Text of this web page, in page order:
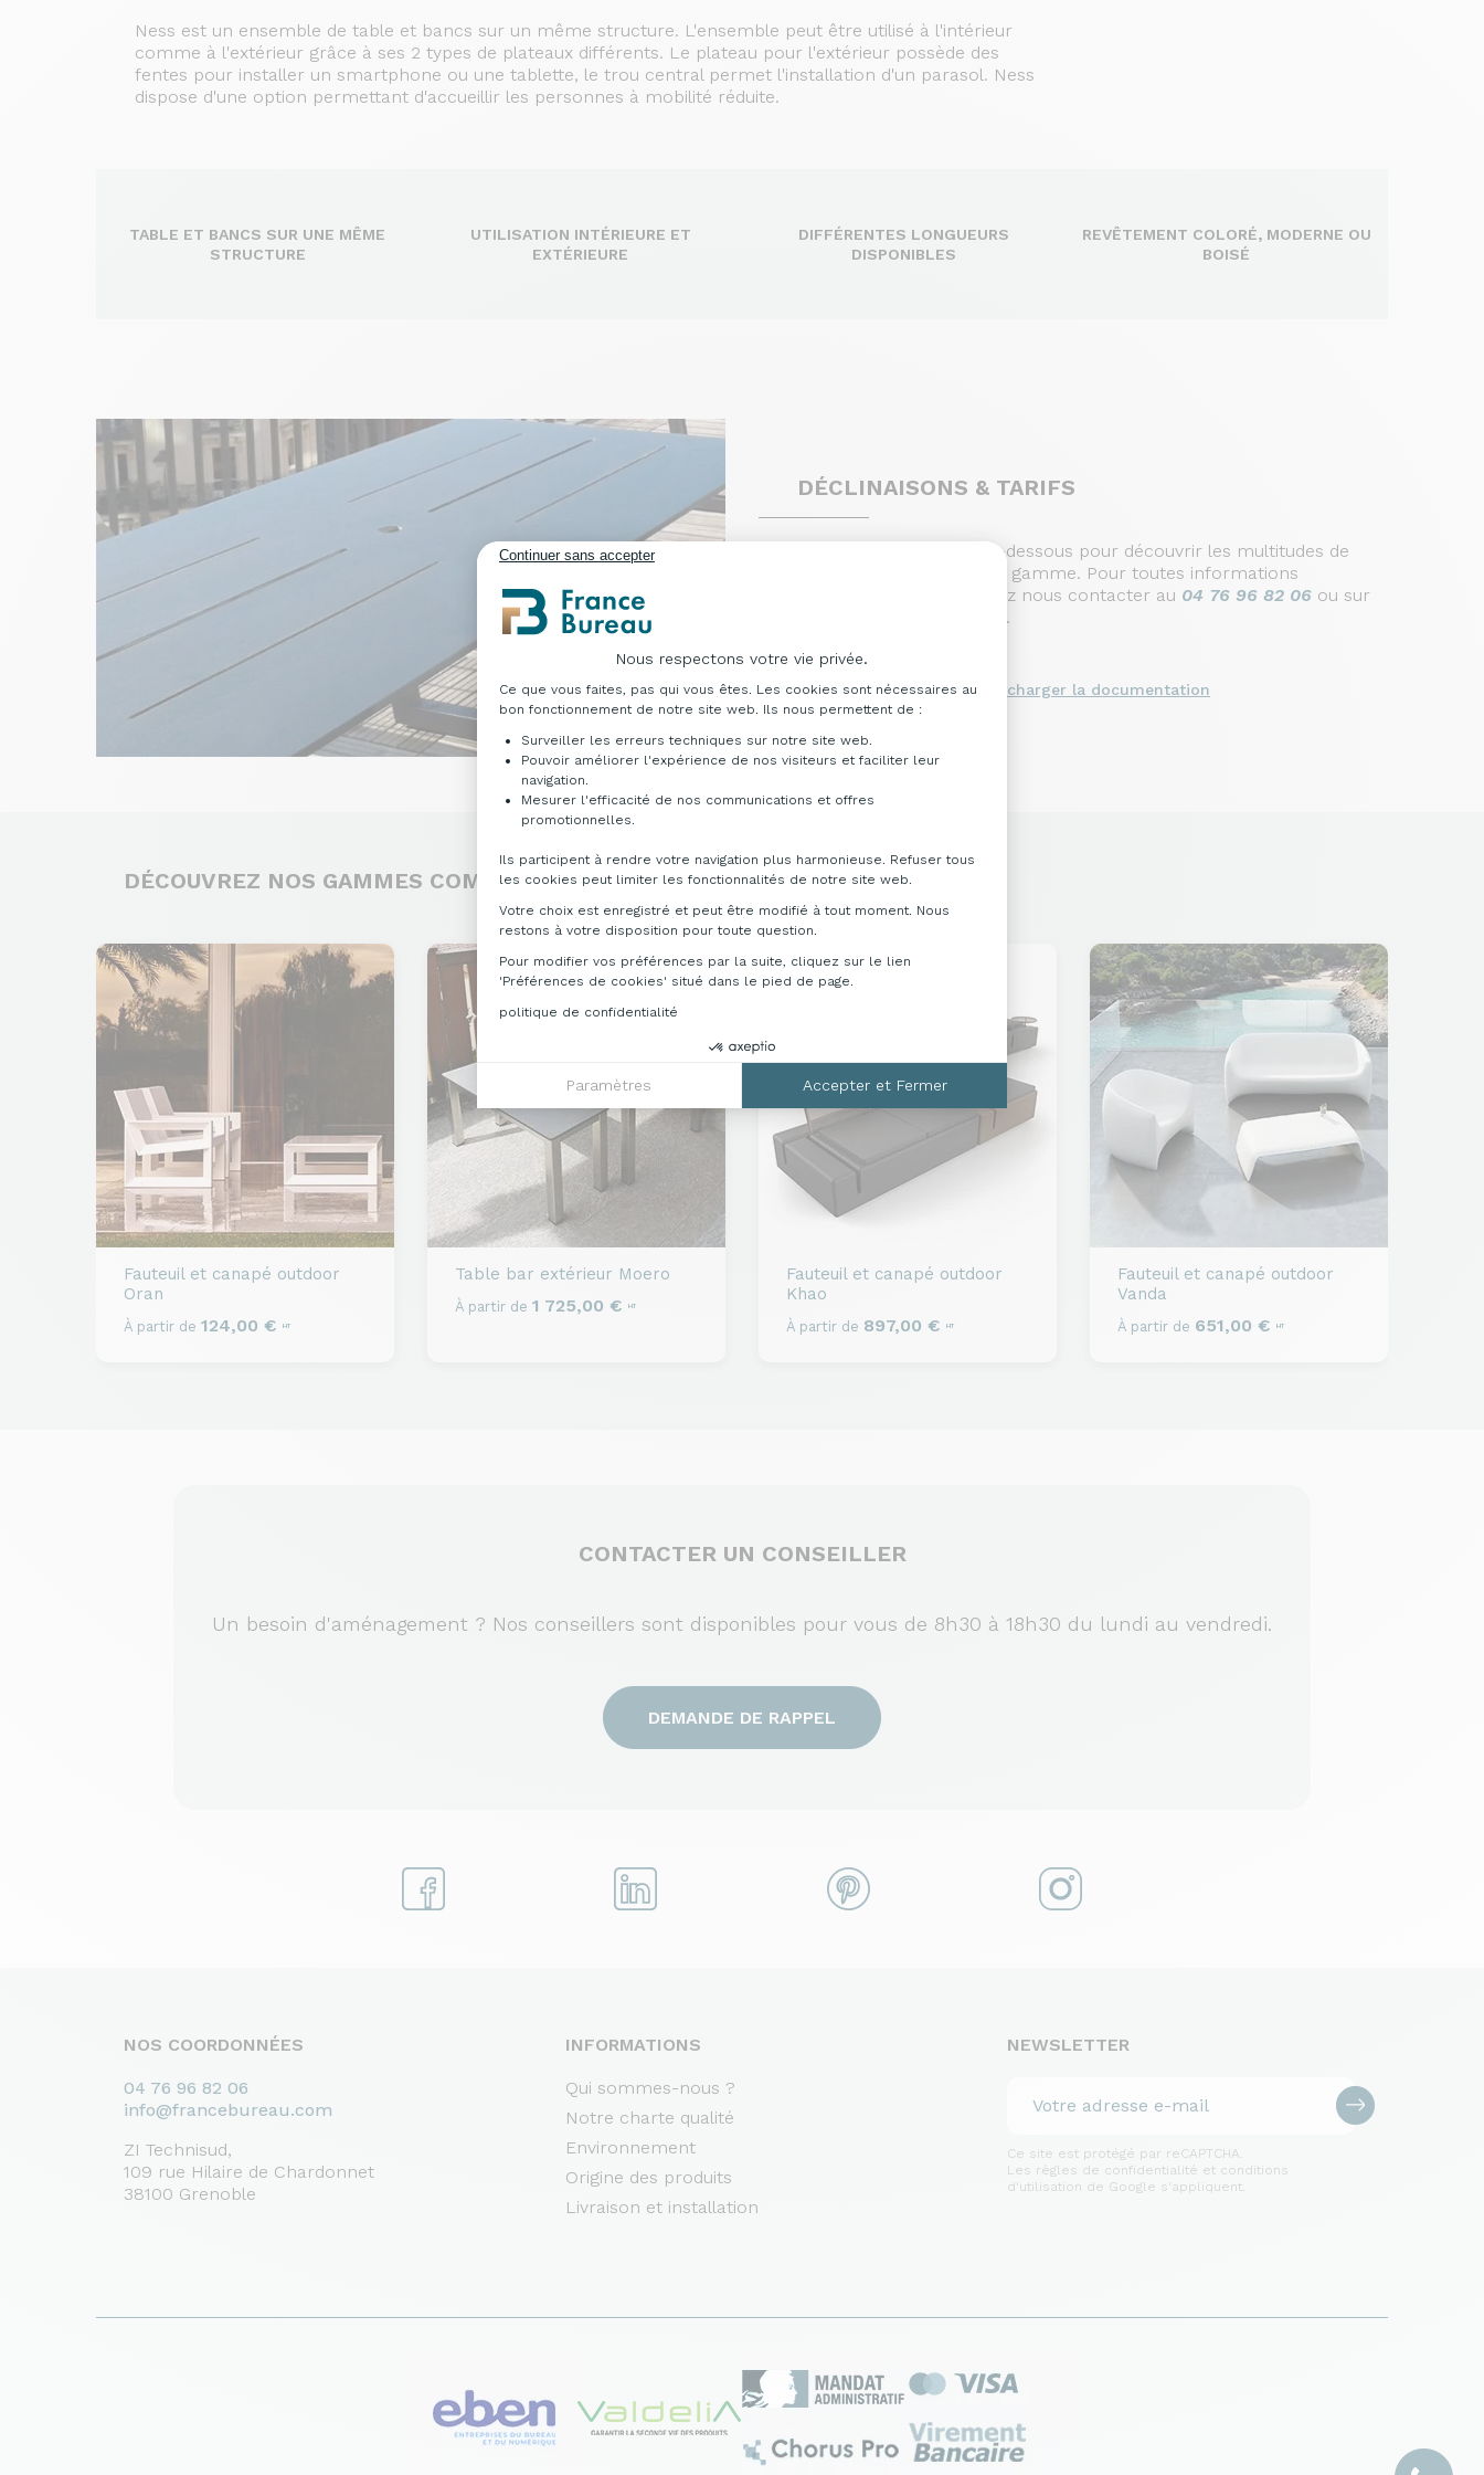
Continuer sans accepter
Nous respectons votre vie privée.
Plateforme de Gestion du Consentement : Personnalisez vos Options
Ce que vous faites, pas qui vous êtes. Les cookies sont nécessaires au
bon fonctionnement de notre site web. Ils nous permettent de :
Surveiller les erreurs techniques sur notre site web.
Pouvoir améliorer l'expérience de nos visiteurs et faciliter leur
navigation.
Mesurer l'efficacité de nos communications et offres
promotionnelles.
Ils participent à rendre votre navigation plus harmonieuse. Refuser tous
les cookies peut limiter les fonctionnalités de notre site web.
Votre choix est enregistré et peut être modifié à tout moment. Nous
restons à votre disposition pour toute question.
Pour modifier vos préférences par la suite, cliquez sur le lien
'Préférences de cookies' situé dans le pied de page.
politique de confidentialité
Paramètres Accepter et Fermer
Ness est un ensemble de table et bancs sur un même structure. L'ensemble peut être utilisé à l'intérieur
comme à l'extérieur grâce à ses 2 types de plateaux différents. Le plateau pour l'extérieur possède des
fentes pour installer un smartphone ou une tablette, le trou central permet l'installation d'un parasol. Ness
dispose d'une option permettant d'accueillir les personnes à mobilité réduite.
TABLE ET BANCS SUR UNE MÊME
STRUCTURE
UTILISATION INTÉRIEURE ET
EXTÉRIEURE
DIFFÉRENTES LONGUEURS
DISPONIBLES
REVÊTEMENT COLORÉ, MODERNE OU
BOISÉ
DÉCLINAISONS & TARIFS
Accédez au catalogue ci-dessous pour découvrir les multitudes de
possibilités qu'offre cette gamme. Pour toutes informations
complémentaires, veuillez nous contacter au 04 76 96 82 06 ou sur
.
Télécharger la documentation
DÉCOUVREZ NOS GAMMES COMPLÉMENTAIRES
Fauteuil et canapé outdoor
Oran
À partir de 124,00 € HT
Table bar extérieur Moero
À partir de 1 725,00 € HT
Fauteuil et canapé outdoor
Khao
À partir de 897,00 € HT
Fauteuil et canapé outdoor
Vanda
À partir de 651,00 € HT
CONTACTER UN CONSEILLER
Un besoin d'aménagement ? Nos conseillers sont disponibles pour vous de 8h30 à 18h30 du lundi au vendredi.
DEMANDE DE RAPPEL
NEWSLETTER
Ce site est protégé par reCAPTCHA.
Les règles de confidentialité et conditions
d'utilisation de Google s'appliquent.
NOS COORDONNÉES
04 76 96 82 06
info@francebureau.com
ZI Technisud,
109 rue Hilaire de Chardonnet
38100 Grenoble
INFORMATIONS
Qui sommes-nous ?
Notre charte qualité
Environnement
Origine des produits
Livraison et installation